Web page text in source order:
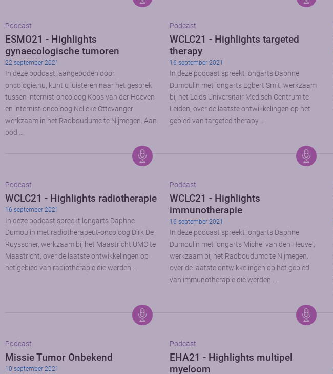
Podcast
ESMO21 - Highlights
gynaecologische tumoren
22 september 2021
In deze podcast, aangeboden door
oncologie.nu, kunt u luisteren naar het gesprek
tussen internist-oncoloog Koos van der Hoeven
en internist-oncoloog Nelleke Ottevanger
werkzaam in het Radboudumc te Nijmegen. Aan
bod …
Podcast
WCLC21 - Highlights targeted
therapy
16 september 2021
In deze podcast spreekt longarts Daphne
Dumoulin met longarts Egbert Smit, werkzaam
bij het Leids Universitair Medisch Centrum te
Leiden, over de laatste ontwikkelingen op het
gebied van targeted therapy …
Podcast
WCLC21 - Highlights radiotherapie
16 september 2021
In deze podcast spreekt longarts Daphne
Dumoulin met radiotherapeut-oncoloog Dirk De
Ruysscher, werkzaam bij het Maastricht UMC te
Maastricht, over de laatste ontwikkelingen op
het gebied van radiotherapie die werden …
Podcast
WCLC21 - Highlights
immunotherapie
16 september 2021
In deze podcast spreekt longarts Daphne
Dumoulin met longarts Michel van den Heuvel,
werkzaam bij het Radboudumc te Nijmegen,
over de laatste ontwikkelingen op het gebied
van immunotherapie die werden …
Podcast
Missie Tumor Onbekend
10 september 2021
Podcast
EHA21 - Highlights multipel
myeloom